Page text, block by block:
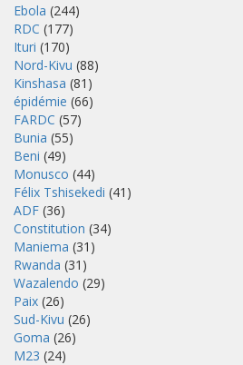
Ebola (244)
RDC (177)
Ituri (170)
Nord-Kivu (88)
Kinshasa (81)
épidémie (66)
FARDC (57)
Bunia (55)
Beni (49)
Monusco (44)
Félix Tshisekedi (41)
ADF (36)
Constitution (34)
Maniema (31)
Rwanda (31)
Wazalendo (29)
Paix (26)
Sud-Kivu (26)
Goma (26)
M23 (24)